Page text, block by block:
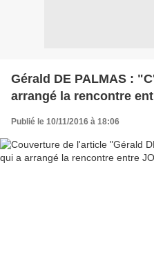
Gérald DE PALMAS :
arrangé la rencontre
Publié le 10/11/2016 à 18:06